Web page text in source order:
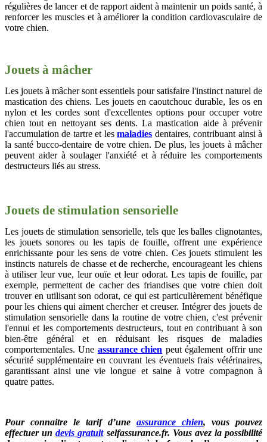
régulières de lancer et de rapport aident à maintenir un poids santé, à
renforcer les muscles et à améliorer la condition cardiovasculaire de
votre chien.
Jouets à mâcher
Les jouets à mâcher sont essentiels pour satisfaire l'instinct naturel de
mastication des chiens. Les jouets en caoutchouc durable, les os en
nylon et les cordes sont d'excellentes options pour occuper votre
chien tout en nettoyant ses dents. La mastication aide à prévenir
l'accumulation de tartre et lesmaladies dentaires, contribuant ainsi à
la santé bucco-dentaire de votre chien. De plus, les jouets à mâcher
peuvent aider à soulager l'anxiété et à réduire les comportements
destructeurs liés au stress.
Jouets de stimulation sensorielle
Les jouets de stimulation sensorielle, tels que les balles clignotantes,
les jouets sonores ou les tapis de fouille, offrent une expérience
enrichissante pour les sens de votre chien. Ces jouets stimulent les
instincts naturels de chasse et de recherche, encourageant les chiens
à utiliser leur vue, leur ouïe et leur odorat. Les tapis de fouille, par
exemple, permettent de cacher des friandises que votre chien doit
trouver en utilisant son odorat, ce qui est particulièrement bénéfique
pour les chiens qui aiment chercher et creuser. Intégrer des jouets de
stimulation sensorielle dans la routine de votre chien, c'est prévenir
l'ennui et les comportements destructeurs, tout en contribuant à son
bien-être général et en réduisant les risques de maladies
comportementales. Une assurance chien peut également offrir une
sécurité supplémentaire en couvrant les éventuels frais vétérinaires,
garantissant ainsi une vie longue et saine à votre compagnon à
quatre pattes.
Pour connaitre le tarif d’une assurance chien, vous pouvez
effectuer undevis gratuitselfassurance.fr. Vous avez la possibilité